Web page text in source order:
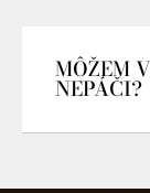
MÔŽEM
NEPÁČI?